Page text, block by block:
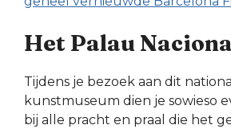
Het Palau
Tijdens je bezoek aan dit
kunstmuseum dien je sowieso
bij alle pracht en praal die het